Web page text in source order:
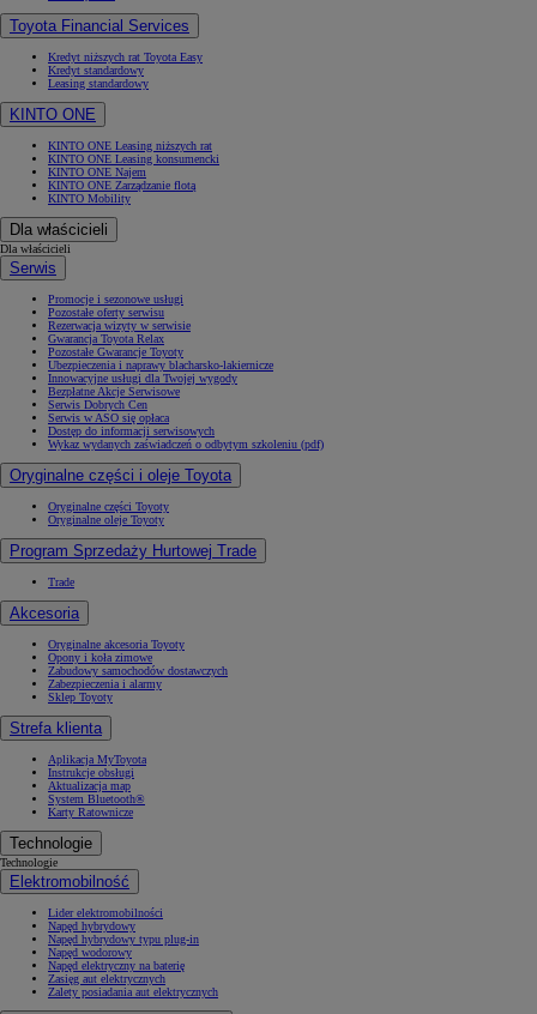
Toyota Financial Services
Kredyt niższych rat Toyota Easy
Kredyt standardowy
Leasing standardowy
KINTO ONE
KINTO ONE Leasing niższych rat
KINTO ONE Leasing konsumencki
KINTO ONE Najem
KINTO ONE Zarządzanie flotą
KINTO Mobility
Dla właścicieli
Dla właścicieli
Serwis
Promocje i sezonowe usługi
Pozostałe oferty serwisu
Rezerwacja wizyty w serwisie
Gwarancja Toyota Relax
Pozostałe Gwarancje Toyoty
Ubezpieczenia i naprawy blacharsko-lakiernicze
Innowacyjne usługi dla Twojej wygody
Bezpłatne Akcje Serwisowe
Serwis Dobrych Cen
Serwis w ASO się opłaca
Dostęp do informacji serwisowych
Wykaz wydanych zaświadczeń o odbytym szkoleniu (pdf)
Oryginalne części i oleje Toyota
Oryginalne części Toyoty
Oryginalne oleje Toyoty
Program Sprzedaży Hurtowej Trade
Trade
Akcesoria
Oryginalne akcesoria Toyoty
Opony i koła zimowe
Zabudowy samochodów dostawczych
Zabezpieczenia i alarmy
Sklep Toyoty
Strefa klienta
Aplikacja MyToyota
Instrukcje obsługi
Aktualizacja map
System Bluetooth®
Karty Ratownicze
Technologie
Technologie
Elektromobilność
Lider elektromobilności
Napęd hybrydowy
Napęd hybrydowy typu plug-in
Napęd wodorowy
Napęd elektryczny na baterię
Zasięg aut elektrycznych
Zalety posiadania aut elektrycznych